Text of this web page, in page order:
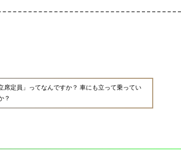
席定員」ってなんですか？ 車にも立って乗ってい
？